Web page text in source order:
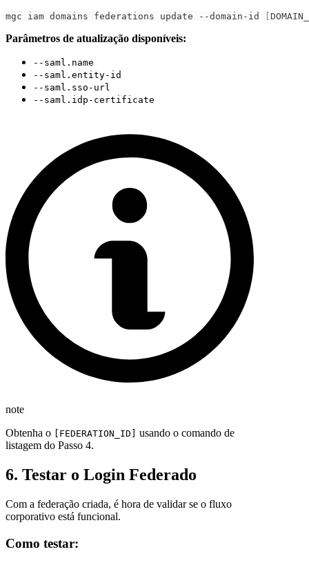
mgc iam domains federations update --domain-id
Parâmetros de atualização disponíveis:
--saml.name
--saml.entity-id
--saml.sso-url
--saml.idp-certificate
note
Obtenha o
[FEDERATION_ID]
usando o comando de
listagem do Passo 4.
6. Testar o Login Federado
Com a federação criada, é hora de validar se o fluxo
corporativo está funcional.
Como testar: